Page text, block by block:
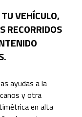
VEHÍCULO,
RECORRIDOS
ayudas a la
y otra
en alta